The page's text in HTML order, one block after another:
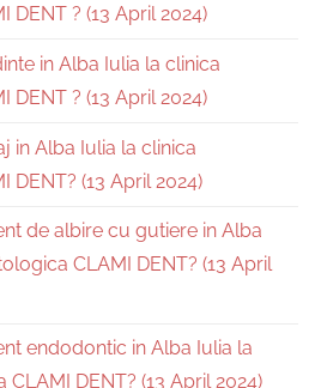
? (13 April 2024)
in Alba Iulia la clinica
? (13 April 2024)
in Alba Iulia la clinica
(13 April 2024)
de albire cu gutiere in Alba
CLAMI DENT? (13 April
endodontic in Alba Iulia la
DENT? (13 April 2024)